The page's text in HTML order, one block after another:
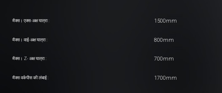
मैक्स। एक्स-अक्ष यात्रा : 1500mm
मैक्स। वाई-अक्ष यात्रा : 800mm
मैक्स। Z- अक्ष यात्रा : 700mm
मैक्स वर्कपीस की लंबाई : 1700mm